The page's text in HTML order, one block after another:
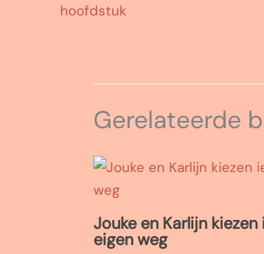
hoofdstuk
Gerelateerde
Jouke en Karlijn
eigen weg